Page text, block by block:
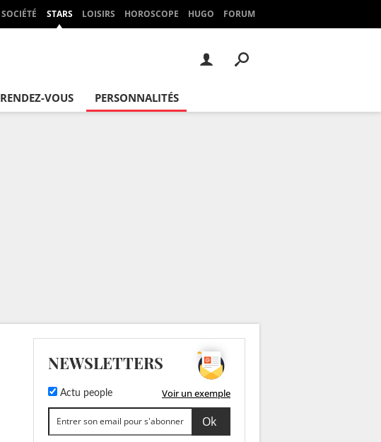
SOCIÉTÉ STARS LOISIRS HOROSCOPE HUGO FORUM
RENDEZ-VOUS PERSONNALITÉS
NEWSLETTERS
Actu people Voir un exemple